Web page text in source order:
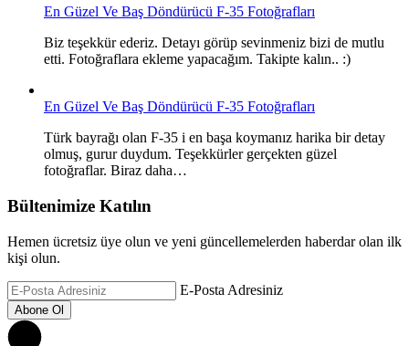
En Güzel Ve Baş Döndürücü F-35 Fotoğrafları
Biz teşekkür ederiz. Detayı görüp sevinmeniz bizi de mutlu
etti. Fotoğraflara ekleme yapacağım. Takipte kalın.. :)
En Güzel Ve Baş Döndürücü F-35 Fotoğrafları
Türk bayrağı olan F-35 i en başa koymanız harika bir detay
olmuş, gurur duydum. Teşekkürler gerçekten güzel
fotoğraflar. Biraz daha…
Bültenimize Katılın
Hemen ücretsiz üye olun ve yeni güncellemelerden haberdar olan ilk
kişi olun.
E-Posta Adresiniz